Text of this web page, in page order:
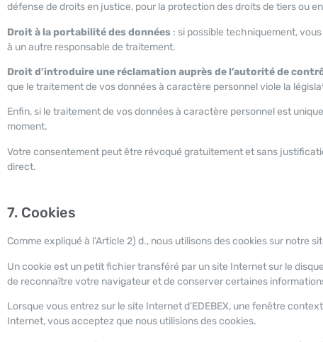
défense de droits en justice, pour la protection des droits de tiers ou
Droit à la portabilité des données : si possible techniquement,
à un autre responsable de traitement.
Droit d’introduire une réclamation auprès de l’autorité de
que le traitement de vos données à caractère personnel viole la
Enfin, si le traitement de vos données à caractère personnel est
moment.
Votre consentement peut être révoqué gratuitement et sans
direct.
7. Cookies
Comme expliqué à l’Article 2) d., nous utilisons des cookies sur notre
Un cookie est un petit fichier transféré par un site Internet sur le
de reconnaître votre navigateur et de conserver certaines
Lorsque vous entrez sur le site Internet d’EDEBEX, une fenêtre
Internet, vous acceptez que nous utilisions des cookies.